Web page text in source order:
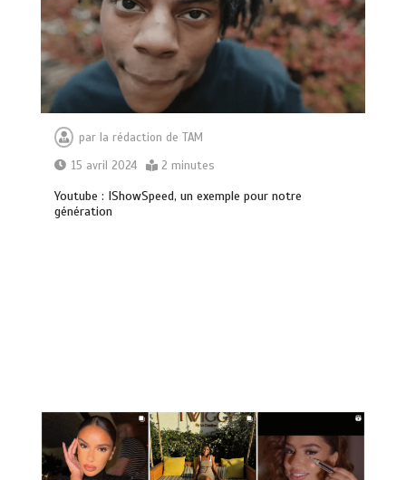
parla rédaction de TAM
15 avril 2024
2 minutes
Youtube : IShowSpeed, un exemple pour notre
génération